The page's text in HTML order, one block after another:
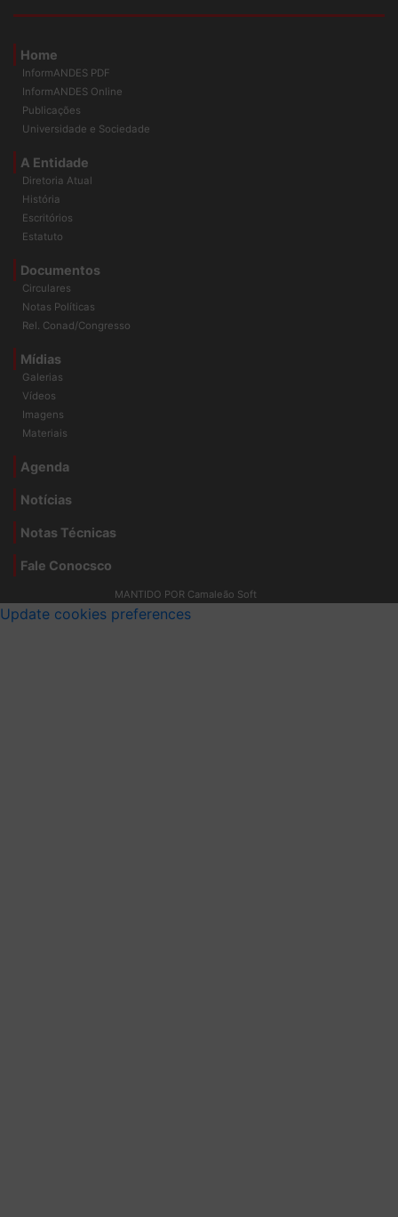
Home
InformANDES PDF
InformANDES Online
Publicações
A Entidade
Diretoria Atual
História
Escritórios
Documentos
Circulares
Notas Políticas
Mídias
Galerias
Vídeos
Imagens
MANTIDO POR Camaleão Soft
Update cookies preferences